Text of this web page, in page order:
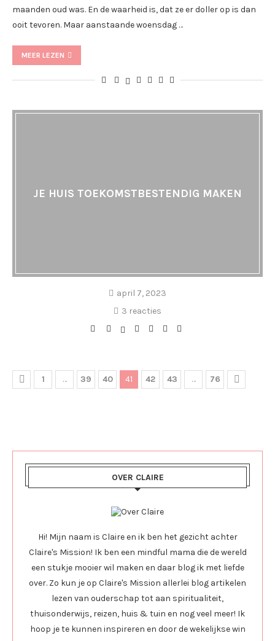
maanden oud was. En de waarheid is, dat ze er doller op is dan
ooit tevoren. Maar aanstaande woensdag …
MEER LEZEN
JE HUIS TOEKOMSTBESTENDIG MAKEN
april 7, 2023
3 reacties
1 … 39 40 41 42 43 … 76
OVER CLAIRE
Hi! Mijn naam is Claire en ik ben het gezicht achter
Claire's Mission! Ik ben een mindful mama die de wereld
een stukje mooier wil maken en daar blog ik met liefde
over. Zo kun je op Claire's Mission allerlei blog artikelen
lezen van ouderschap tot aan spiritualiteit,
thuisonderwijs, reizen, huis & tuin en nog veel meer! Ik
hoop je te kunnen inspireren en door de wekelijkse win